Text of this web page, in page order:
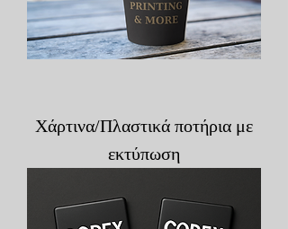
Χάρτινα/Πλαστικά ποτήρια με
εκτύπωση